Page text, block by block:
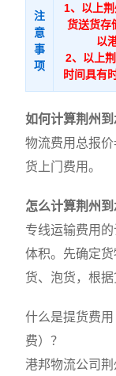
注
意
事
项
1、以上
货送货存
以
2、以上
时间具有
如何计算荆州到
物流费用总报
货上门费用。
怎么计算荆州到
专线运输费用
体积。先确定
货、泡货，根据
什么是提货费
费）？
港邦物流公司